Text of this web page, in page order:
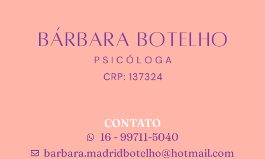
CONTATO
16 - 99711-5040
barbara.madridbotelho@hotmail.com